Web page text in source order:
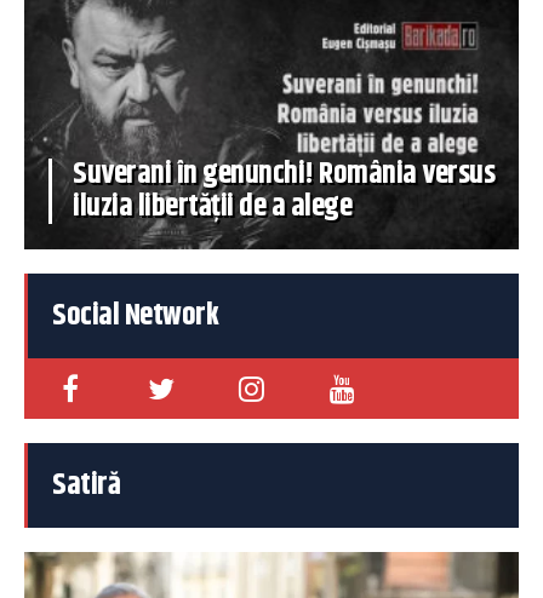
Suverani în genunchi! România versus
iluzia libertății de a alege
Social Network
Satiră